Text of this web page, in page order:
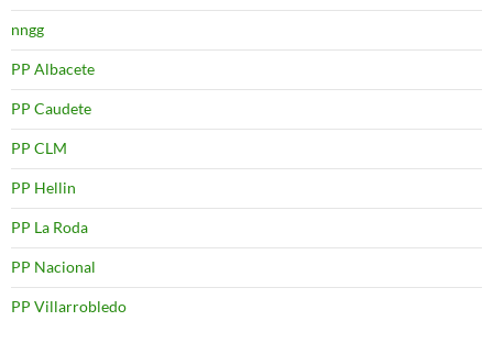
nngg
PP Albacete
PP Caudete
PP CLM
PP Hellin
PP La Roda
PP Nacional
PP Villarrobledo